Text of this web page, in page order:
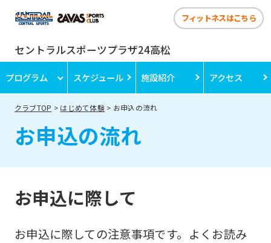
セントラルスポーツプラザ24高松
フィットネスはこちら
プログラム スケジュール 施設紹介 アクセス
クラブTOP はじめて体験 お申込の流れ
お申込の流れ
お申込に際して
お申込に際しての注意事項です。よくお読み